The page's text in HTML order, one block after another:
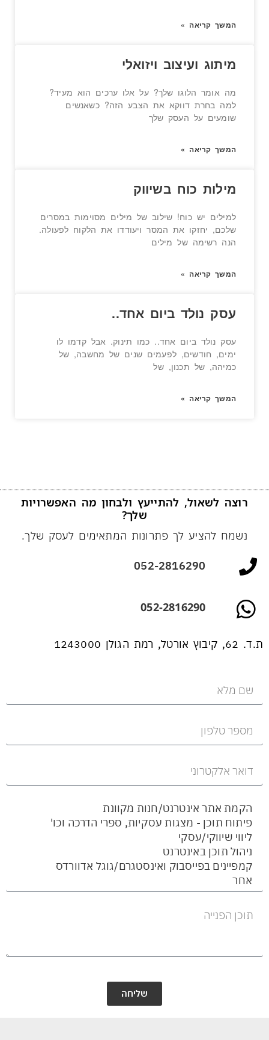
המשך קריאה »
מיתוג ועיצוב ויזואלי
מה אומר הלוגו שלך? על אלו ערכים הוא מעיד?
למה בחרת דווקא את הצבע הזה? כשאנשים
שומעים על העסק שלך
המשך קריאה »
מילות כוח בשיווק
למילים יש כוח! שילוב של מילים מסוימות במסרים
שלכם, יחזקו את המסר ויעודדו את הלקוח לפעולה.
הנה רשימה של מילים
המשך קריאה »
עסק נולד ביום אחד..
עסק נולד ביום אחד.. כמו תינוק. אבל קדמו לו
ימים, חודשים, לפעמים שנים של מחשבה, של
כמיהה, של תכנון, של
המשך קריאה »
רוצה לשאול, להתייעץ ולבחון מה האפשרויות
שלך?
נשמח להציע לך פתרונות המתאימים לעסק שלך.
052-2816290
052-2816290
ת.ד. 62, קיבוץ אורטל, רמת הגולן 1243000
שליחה